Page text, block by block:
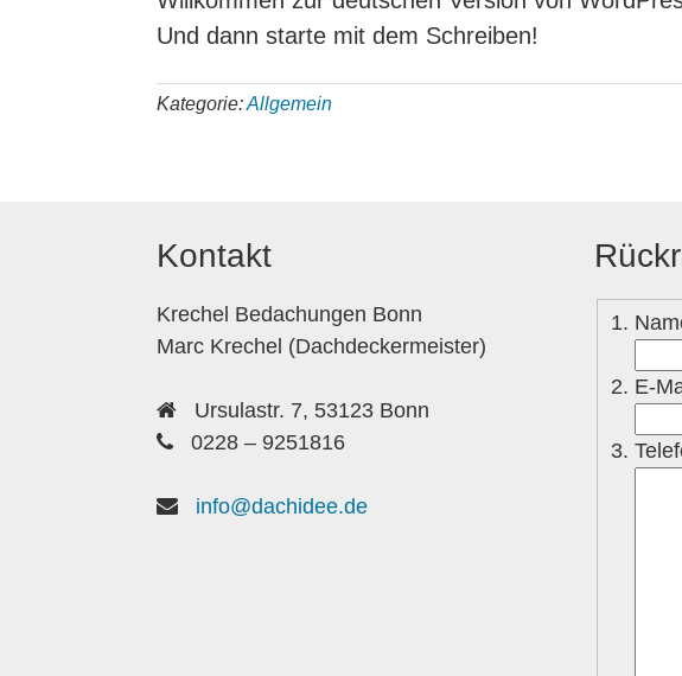
Und dann starte mit dem Schreiben!
Kategorie:Allgemein
Kontakt
Krechel Bedachungen Bonn
Marc Krechel (Dachdeckermeister)
Ursulastr. 7, 53123 Bonn
0228 – 9251816
info@dachidee.de
E-